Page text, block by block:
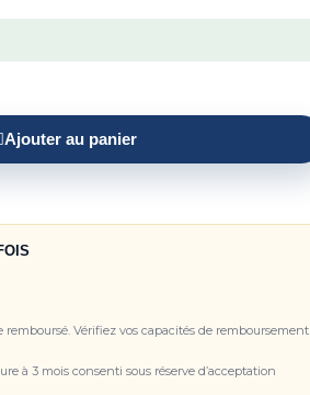
Ajouter au panier
Vérifiez vos capacités de remboursement
à 3 mois consenti sous réserve d’acceptation